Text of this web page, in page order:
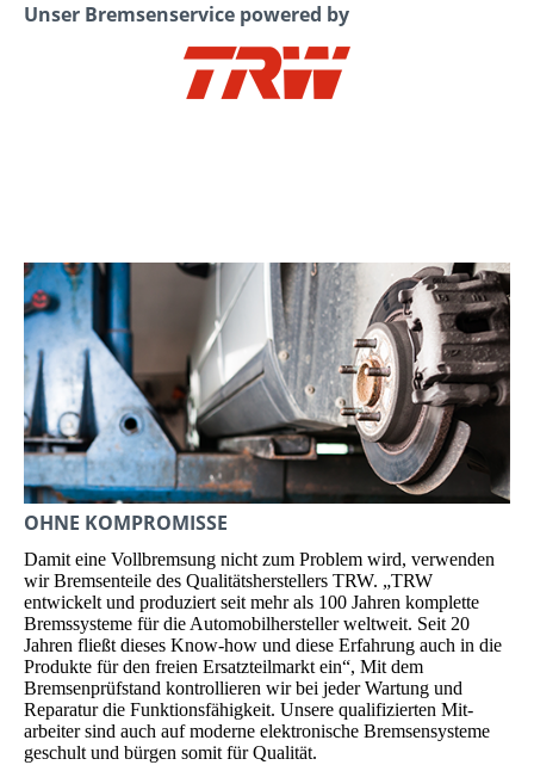
Unser Bremsenservice powered by
OHNE KOMPROMISSE
Damit eine Vollbremsung nicht zum Problem wird, verwenden
wir Bremsen­teile des Qualitätsherstellers TRW. „TRW
entwickelt und produziert seit mehr als 100 Jahren komplette
Bremssysteme für die Automobilhersteller weltweit. Seit 20
Jahren fließt dieses Know-how und diese Erfahrung auch in die
Produkte für den freien Ersatzteilmarkt ein“, Mit dem
Bremsenprüfstand kontrollieren wir bei jeder War­tung und
Reparatur die Funk­tions­fähigkeit. Unsere qualifizierten Mit­
arbeiter sind auch auf moderne elek­tronische Bremsensysteme
geschult und bürgen somit für Qualität.